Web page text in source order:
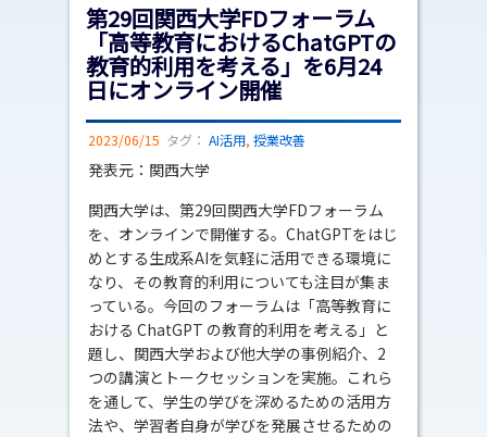
第29回関西大学FDフォーラム
「高等教育におけるChatGPTの
教育的利用を考える」を6月24
日にオンライン開催
2023/06/15 タグ： AI活用, 授業改善
発表元：関西大学
関西大学は、第29回関西大学FDフォーラム
を、オンラインで開催する。ChatGPTをはじ
めとする生成系AIを気軽に活用できる環境に
なり、その教育的利用についても注目が集ま
っている。今回のフォーラムは「高等教育に
おける ChatGPT の教育的利用を考える」と
題し、関西大学および他大学の事例紹介、2
つの講演とトークセッションを実施。これら
を通して、学生の学びを深めるための活用方
法や、学習者自身が学びを発展させるための